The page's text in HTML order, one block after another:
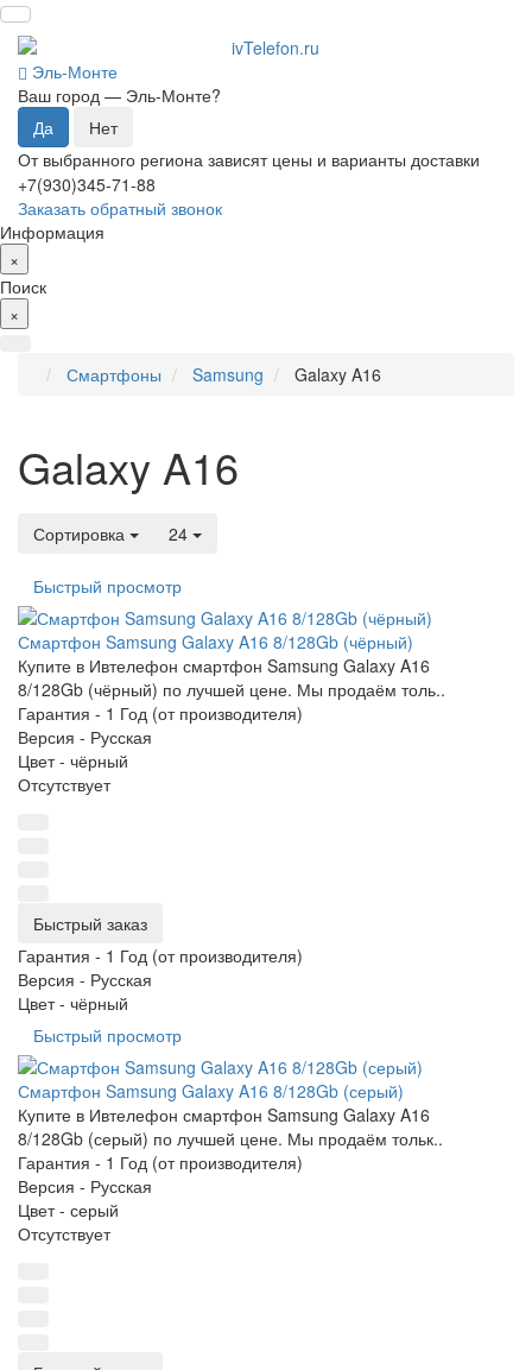
Эль-Монте
Ваш город — Эль-Монте?
От выбранного региона зависят цены и варианты доставки
+7(930)345-71-88
Заказать обратный звонок
Информация
×
Поиск
×
Смартфоны Samsung Galaxy A16
Galaxy A16
Сортировка 24
Быстрый просмотр
Смартфон Samsung Galaxy A16 8/128Gb (чёрный)
Купите в Ивтелефон смартфон Samsung Galaxy A16
8/128Gb (чёрный) по лучшей цене. Мы продаём толь..
Гарантия - 1 Год (от производителя)
Версия - Русская
Цвет - чёрный
Отсутствует
Быстрый заказ
Гарантия - 1 Год (от производителя)
Версия - Русская
Цвет - чёрный
Быстрый просмотр
Смартфон Samsung Galaxy A16 8/128Gb (серый)
Купите в Ивтелефон смартфон Samsung Galaxy A16
8/128Gb (серый) по лучшей цене. Мы продаём тольк..
Гарантия - 1 Год (от производителя)
Версия - Русская
Цвет - серый
Отсутствует